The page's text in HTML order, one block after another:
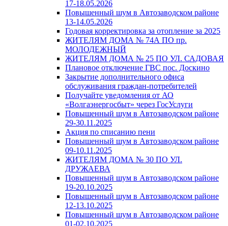
17-18.05.2026
Повышенный шум в Автозаводском районе
13-14.05.2026
Годовая корректировка за отопление за 2025
ЖИТЕЛЯМ ДОМА № 74А ПО пр.
МОЛОДЕЖНЫЙ
ЖИТЕЛЯМ ДОМА № 25 ПО УЛ. САДОВАЯ
Плановое отключение ГВС пос. Доскино
Закрытие дополнительного офиса
обслуживания граждан-потребителей
Получайте уведомления от АО
«Волгаэнергосбыт» через ГосУслуги
Повышенный шум в Автозаводском районе
29-30.11.2025
Акция по списанию пени
Повышенный шум в Автозаводском районе
09-10.11.2025
ЖИТЕЛЯМ ДОМА № 30 ПО УЛ.
ДРУЖАЕВА
Повышенный шум в Автозаводском районе
19-20.10.2025
Повышенный шум в Автозаводском районе
12-13.10.2025
Повышенный шум в Автозаводском районе
01-02.10.2025